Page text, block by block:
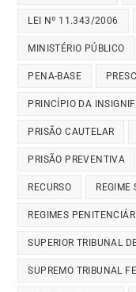
LEI Nº 11.343/2006
MINISTÉRIO PÚBLICO
PENA-BASE
PRINCÍPIO DA
PRISÃO CAUTELAR
PRISÃO PREVENTIVA
RECURSO REGIME
REGIMES
SUPERIOR TRIBUNAL
SUPREMO TRIBUNAL